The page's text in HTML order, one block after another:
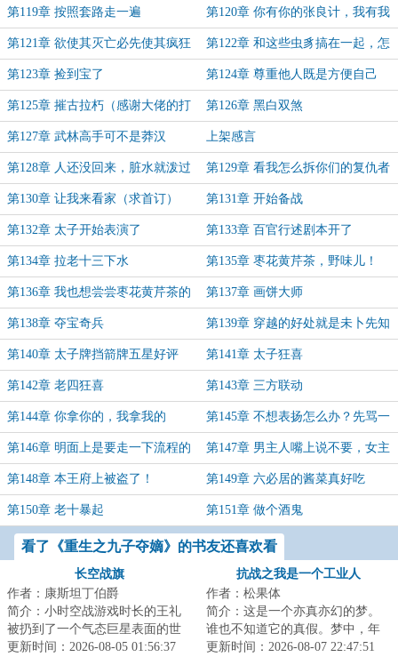
第119章 按照套路走一遍 第120章 你有你的张良计，我有我
的过墙梯
第121章 欲使其灭亡必先使其疯狂 第122章 和这些虫豸搞在一起，怎
么能学好功夫！
第123章 捡到宝了 第124章 尊重他人既是方便自己
第125章 摧古拉朽（感谢大佬的打
赏，特意加一千字感谢，三千字大
章！）
第126章 黑白双煞
第127章 武林高手可不是莽汉 上架感言
第128章 人还没回来，脏水就泼过
来了
第129章 看我怎么拆你们的复仇者
联盟
第130章 让我来看家（求首订） 第131章 开始备战
第132章 太子开始表演了 第133章 百官行述剧本开了
第134章 拉老十三下水 第135章 枣花黄芹茶，野味儿！
第136章 我也想尝尝枣花黄芹茶的
味道
第137章 画饼大师
第138章 夺宝奇兵 第139章 穿越的好处就是未卜先知
第140章 太子牌挡箭牌五星好评 第141章 太子狂喜
第142章 老四狂喜 第143章 三方联动
第144章 你拿你的，我拿我的 第145章 不想表扬怎么办？先骂一
顿！
第146章 明面上是要走一下流程的 第147章 男主人嘴上说不要，女主
人私下里就要
第148章 本王府上被盗了！ 第149章 六必居的酱菜真好吃
第150章 老十暴起 第151章 做个酒鬼
看了《重生之九子夺嫡》的书友还喜欢看
长空战旗
作者：康斯坦丁伯爵
简介：小时空战游戏时长的王礼
被扔到了一个气态巨星表面的世
界，这是个所有人都生活在飞船
更新时间：2026-08-05 01:56:37
抗战之我是一个工业人
作者：松果体
简介：这是一个亦真亦幻的梦。
谁也不知道它的真假。梦中，年
近退休的陈常在，魂穿到了一个
更新时间：2026-08-07 22:47:51